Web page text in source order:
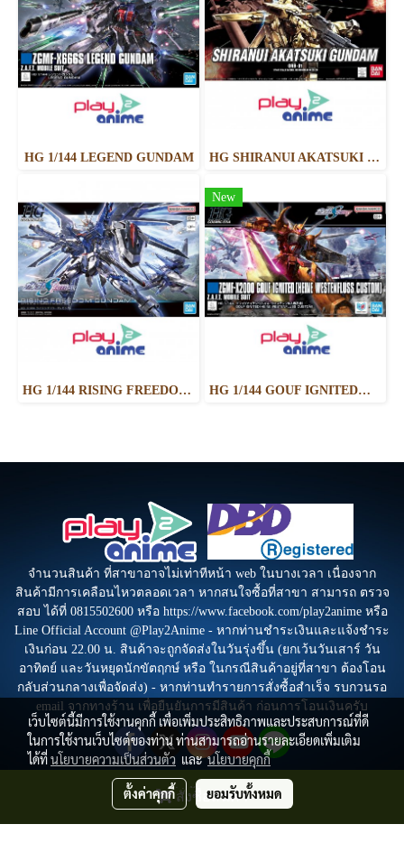
สั่งซื้อสินค้า
HG 1/144 LEGEND GUNDAM HG SHIRANUI AKATSUKI GUNDAM
HG 1/144 RISING FREEDOM GUNDAM
New
HG 1/144 GOUF IGNITED（HEINE WESTENFLUSS CUSTOM）
จำนวนสินค้า ที่สาขาอาจไม่เท่าทีหน้า web ในบางเวลา เนื่องจาก
สินค้ามีการเคลือนไหวตลอดเวลา หากสนใจซื้อที่สาขา สามารถ ตรวจ
สอบ ได้ที่ 0815502600 หรือ https://www.facebook.com/play2anime หรือ
Line Official Account @Play2Anime - หากท่านชำระเงินและแจ้งชำระ
เงินก่อน 22.00 น. สินค้าจะถูกจัดส่งในวันรุ่งขึ้น (ยกเว้นวันเสาร์ วัน
อาทิตย์ และวันหยุดนักขัตฤกษ์ หรือ ในกรณีสินค้าอยู่ที่สาขา ต้องโอน
กลับส่วนกลางเพื่อจัดส่ง) - หากท่านทำรายการสั่งซื้อสำเร็จ รบกวนรอ
email จากทางร้าน เพื่อยืนยันการมีสินค้า ก่อนการโอนเงินครับ
เว็บไซต์นี้มีการใช้งานคุกกี้ เพื่อเพิ่มประสิทธิภาพและประสบการณ์ที่ดี
ในการใช้งานเว็บไซต์ของท่าน ท่านสามารถอ่านรายละเอียดเพิ่มเติม
ได้ที่นโยบายความเป็นส่วนตัว และนโยบายคุกกี้
ตั้งค่าคุกกี้ ยอมรับทั้งหมด